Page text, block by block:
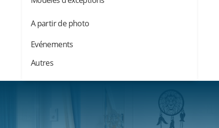
A partir de photo
Evénements
Autres